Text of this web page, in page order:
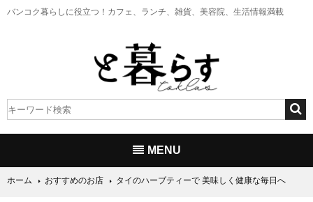
バンコク暮らしに役立つ！ カフェ、ランチ、雑貨、美容院、生活情報満載
MENU
ホーム おすすめのお店 タイのハーブティーで 美味しく健康な毎日へ